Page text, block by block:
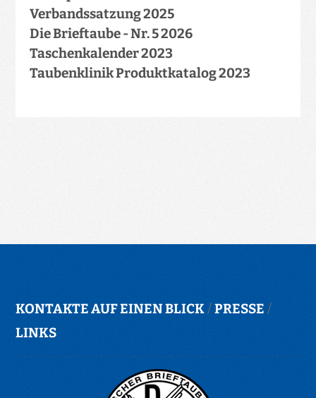
Verbandssatzung 2025
Die Brieftaube - Nr. 5 2026
Taschenkalender 2023
Taubenklinik Produktkatalog 2023
KONTAKTE AUF EINEN BLICK/PRESSE /
LINKS